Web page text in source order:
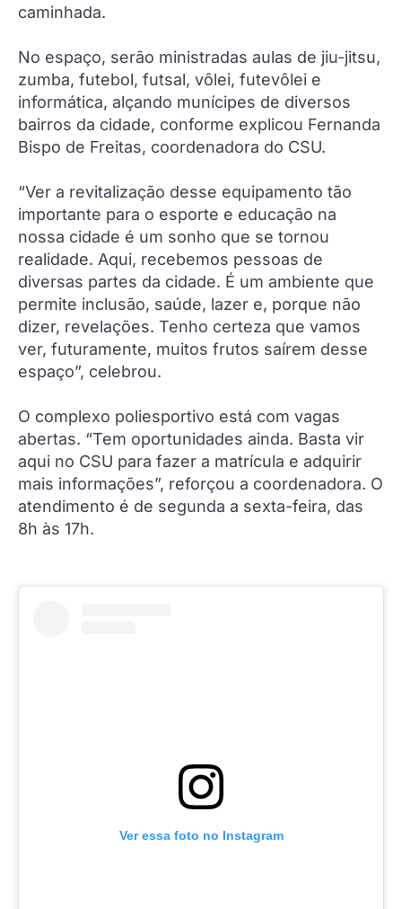
caminhada.
No espaço, serão ministradas aulas de jiu-jitsu,
zumba, futebol, futsal, vôlei, futevôlei e
informática, alçando munícipes de diversos
bairros da cidade, conforme explicou Fernanda
Bispo de Freitas, coordenadora do CSU.
“Ver a revitalização desse equipamento tão
importante para o esporte e educação na
nossa cidade é um sonho que se tornou
realidade. Aqui, recebemos pessoas de
diversas partes da cidade. É um ambiente que
permite inclusão, saúde, lazer e, porque não
dizer, revelações. Tenho certeza que vamos
ver, futuramente, muitos frutos saírem desse
espaço”, celebrou.
O complexo poliesportivo está com vagas
abertas. “Tem oportunidades ainda. Basta vir
aqui no CSU para fazer a matrícula e adquirir
mais informações”, reforçou a coordenadora. O
atendimento é de segunda a sexta-feira, das
8h às 17h.
Ver essa foto no Instagram